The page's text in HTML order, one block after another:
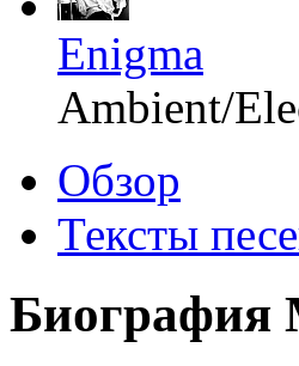
Enigma
Ambient/
Обзор
Тексты
Биография